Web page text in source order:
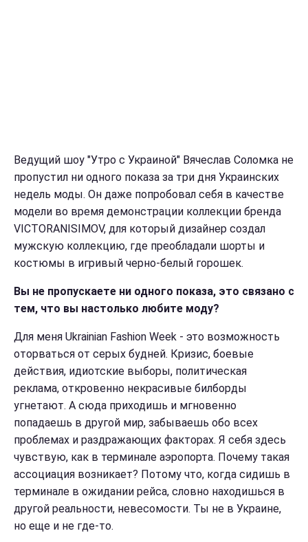
Ведущий шоу "Утро с Украиной" Вячеслав Соломка не
пропустил ни одного показа за три дня Украинских
недель моды. Он даже попробовал себя в качестве
модели во время демонстрации коллекции бренда
VICTORANISIMOV, для который дизайнер создал
мужскую коллекцию, где преобладали шорты и
костюмы в игривый черно-белый горошек.
Вы не пропускаете ни одного показа, это связано с
тем, что вы настолько любите моду?
Для меня Ukrainian Fashion Week - это возможность
оторваться от серых будней. Кризис, боевые
действия, идиотские выборы, политическая
реклама, откровенно некрасивые билборды
угнетают. А сюда приходишь и мгновенно
попадаешь в другой мир, забываешь обо всех
проблемах и раздражающих факторах. Я себя здесь
чувствую, как в терминале аэропорта. Почему такая
ассоциация возникает? Потому что, когда сидишь в
терминале в ожидании рейса, словно находишься в
другой реальности, невесомости. Ты не в Украине,
но еще и не где-то.